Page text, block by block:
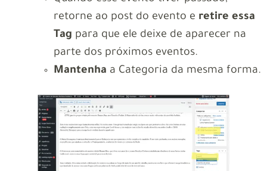
retorne ao post do evento e retire essa
Tag para que ele deixe de aparecer na
parte dos próximos eventos.
Mantenha a Categoria da mesma forma.